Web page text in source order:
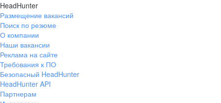
HeadHunter
Размещение вакансий
Поиск по резюме
О компании
Наши вакансии
Реклама на сайте
Требования к ПО
Безопасный HeadHunter
HeadHunter API
Партнерам